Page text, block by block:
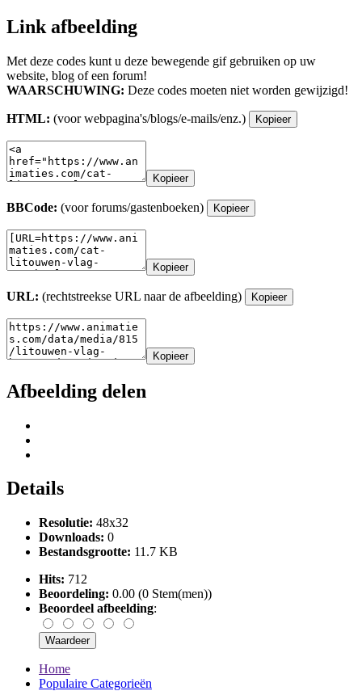
Link afbeelding
Met deze codes kunt u deze bewegende gif gebruiken op uw
website, blog of een forum!
WAARSCHUWING: Deze codes moeten niet worden gewijzigd!
HTML: (voor webpagina's/blogs/e-mails/enz.) Kopieer
Kopieer
BBCode: (voor forums/gastenboeken) Kopieer
Kopieer
URL: (rechtstreekse URL naar de afbeelding) Kopieer
Kopieer
Afbeelding delen
Details
Resolutie: 48x32
Downloads: 0
Bestandsgrootte: 11.7 KB
Hits: 712
Beoordeling: 0.00 (0 Stem(men))
Beoordeel afbeelding:
Home
Populaire Categorieën